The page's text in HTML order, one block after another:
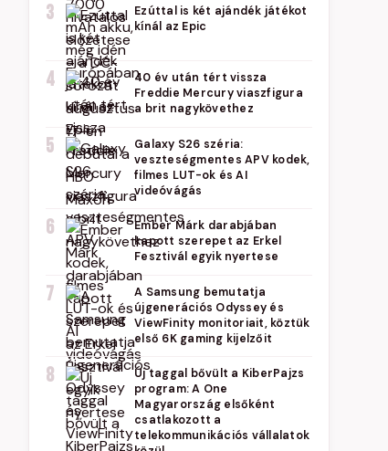
3
Ezúttal is két ajándék játékot
kínál az Epic
4
40 év után tért vissza
Freddie Mercury viaszfigura
a brit nagykövethez
5
Galaxy S26 széria:
veszteségmentes APV kodek,
filmes LUT-ok és AI
videóvágás
6
Ember Márk darabjában
kapott szerepet az Erkel
Fesztivál egyik nyertese
7
A Samsung bemutatja
újgenerációs Odyssey és
ViewFinity monitoriait, köztük
első 6K gaming kijelzőit
8
Új taggal bővült a KiberPajzs
program: A One
Magyarország elsőként
csatlakozott a
telekommunikációs vállalatok